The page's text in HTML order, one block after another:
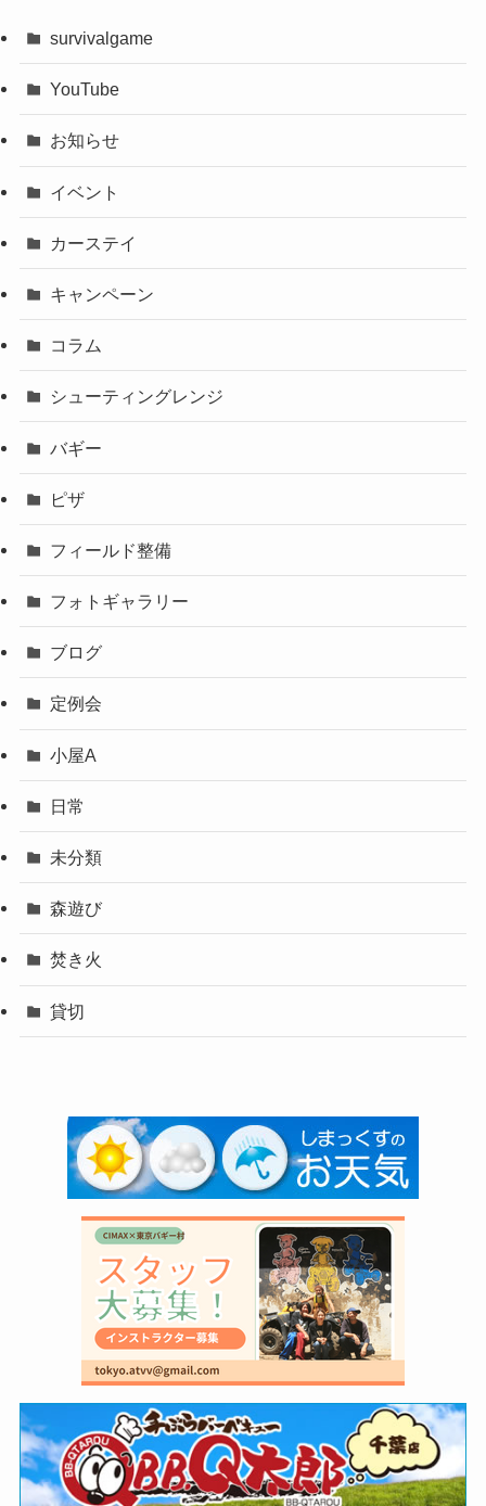
survivalgame
YouTube
お知らせ
イベント
カーステイ
キャンペーン
コラム
シューティングレンジ
バギー
ピザ
フィールド整備
フォトギャラリー
ブログ
定例会
小屋A
日常
未分類
森遊び
焚き火
貸切